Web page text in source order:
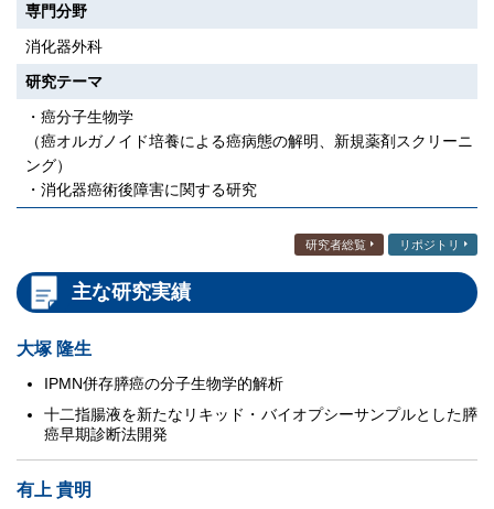
専門分野
消化器外科
研究テーマ
・癌分子生物学
（癌オルガノイド培養による癌病態の解明、新規薬剤スクリーニ
ング）
・消化器癌術後障害に関する研究
研究者総覧 リポジトリ
主な研究実績
大塚 隆生
IPMN併存膵癌の分子生物学的解析
十二指腸液を新たなリキッド・バイオプシーサンプルとした膵
癌早期診断法開発
有上 貴明